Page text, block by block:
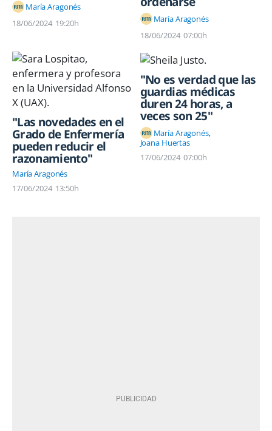
María Aragonés
18/06/2024 19:20h
María Aragonés
18/06/2024 07:00h
"Las novedades en el
Grado de Enfermería
pueden reducir el
razonamiento"
María Aragonés
17/06/2024 13:50h
"No es verdad que las
guardias médicas
duren 24 horas, a
veces son 25"
María Aragonés
Joana Huertas
17/06/2024 07:00h